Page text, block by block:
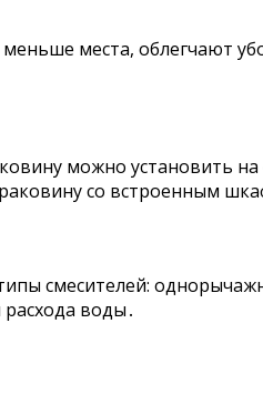
места, облегчают
можно установить
со встроенным
смесителей:
воды․